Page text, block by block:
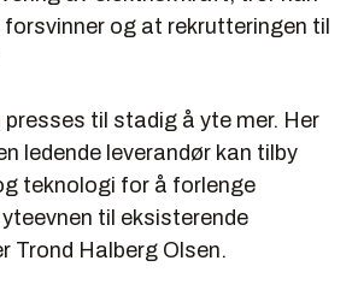
og at rekrutteringen til
til stadig å yte mer. Her
ledende leverandør kan tilby
teknologi for å forlenge
yteevnen til eksisterende
Trond Halberg Olsen.